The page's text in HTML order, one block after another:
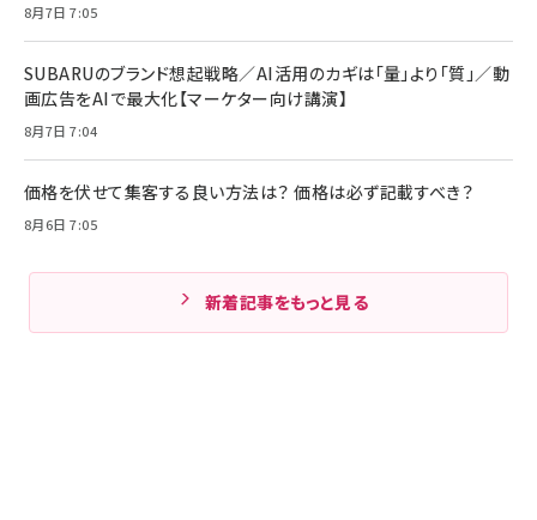
8月7日 7:05
SUBARUのブランド想起戦略／AI活用のカギは「量」より「質」／動
画広告をAIで最大化【マーケター向け講演】
8月7日 7:04
価格を伏せて集客する良い方法は？ 価格は必ず記載すべき？
8月6日 7:05
新着記事をもっと見る